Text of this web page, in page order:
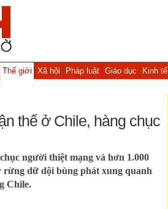
Thế giới Xã hội Pháp luật Giáo dục Kinh tế
thế ở Chile, hàng chục
người thiệt mạng và hơn 1.000
dữ dội bùng phát xung quanh
Chile.